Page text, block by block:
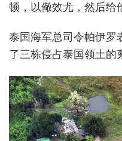
顿，以儆效尤，然后给
泰国海军总司令帕伊罗
了三栋侵占泰国领土的